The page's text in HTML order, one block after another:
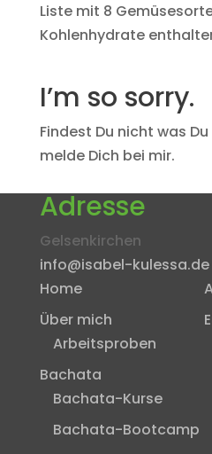
Liste mit 8
Kohlenhydrate
I’m so sorry.
Findest Du nicht was
melde Dich bei mir.
Adresse
Gelsenkirchen
info@isabel-kulessa.de
Home
Über mich
Arbeitsproben
Bachata
Bachata-Kurse
Bachata-Bootcamp